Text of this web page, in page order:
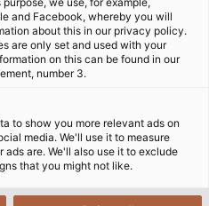
Điều này có thể liên quan
như địa chỉ IP hoặc thông tin
và, nếu có, việc hợp nhất dữ
của nhà cung cấp có trụ sở tại
thêm về việc tích hợp nội dung
thấy trong chính sách bảo mật
and Facebook, whereby you will
about this in our privacy policy.
are only set and used with your
on this can be found in our
number 3.
to show you more relevant ads on
media. We'll use it to measure
ads are. We'll also use it to exclude
that you might not like.